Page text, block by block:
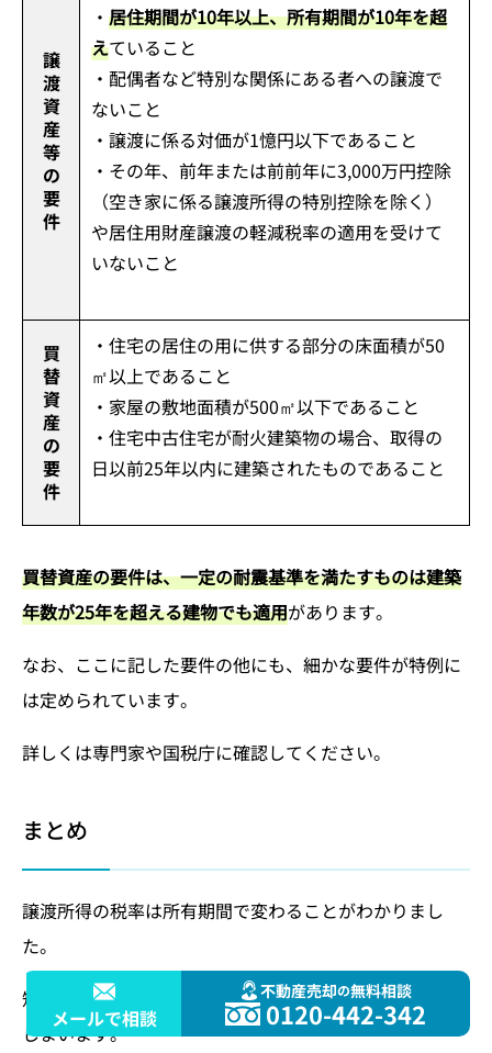
譲
渡
資
産
等
の
要
件
・ 居住期間が10年以上、所有期間が10年を超
えていること
・配偶者など特別な関係にある者への譲渡で
ないこと
・譲渡に係る対価が1憶円以下であること
・その年、前年または前前年に3,000万円控除
（空き家に係る譲渡所得の特別控除を除く）
や居住用財産譲渡の軽減税率の適用を受けて
いないこと
買
替
資
産
の
要
件
・住宅の居住の用に供する部分の床面積が50
㎡以上であること
・家屋の敷地面積が500㎡以下であること
・住宅中古住宅が耐火建築物の場合、取得の
日以前25年以内に建築されたものであること
買替資産の要件は、一定の耐震基準を満たすものは建築
年数が25年を超える建物でも適用があります。
なお、ここに記した要件の他にも、細かな要件が特例に
は定められています。
詳しくは専門家や国税庁に確認してください。
まとめ
譲渡所得の税率は所有期間で変わることがわかりまし
た。
短期譲渡所得か長期譲渡所得かで、税金が大きく違って
しまいます。
メールで相談
不動産売却の無料相談
0120-442-342